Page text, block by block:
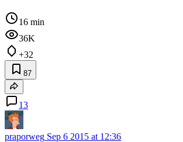
16 min
36K
+32
87
13
praporweg Sep 6 2015 at 12:36